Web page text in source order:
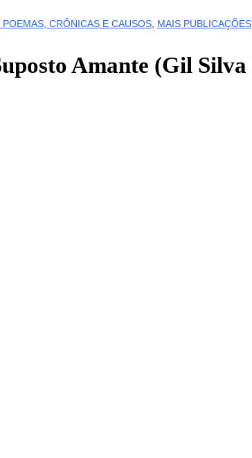
CRÔNICAS E CAUSOS, MAIS PUBLICAÇÕES
Amante (Gil Silva